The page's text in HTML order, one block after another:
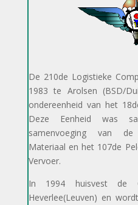
De 210de Logistieke
1983 te Arolsen (BSD/
ondereenheid van het
Deze Eenheid was
samenvoeging van
Materiaal en het 107de
Vervoer.
In 1994 huisvest de
Heverlee(Leuven) en